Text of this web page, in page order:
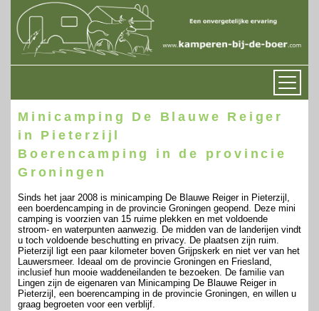
Minicamping De Blauwe Reiger
in Pieterzijl
Boerencamping in de provincie
Groningen
Sinds het jaar 2008 is minicamping De Blauwe Reiger in Pieterzijl,
een boerdencamping in de provincie Groningen geopend. Deze mini
camping is voorzien van 15 ruime plekken en met voldoende
stroom- en waterpunten aanwezig. De midden van de landerijen vindt
u toch voldoende beschutting en privacy. De plaatsen zijn ruim.
Pieterzijl ligt een paar kilometer boven Grijpskerk en niet ver van het
Lauwersmeer. Ideaal om de provincie Groningen en Friesland,
inclusief hun mooie waddeneilanden te bezoeken. De familie van
Lingen zijn de eigenaren van Minicamping De Blauwe Reiger in
Pieterzijl, een boerencamping in de provincie Groningen, en willen u
graag begroeten voor een verblijf.